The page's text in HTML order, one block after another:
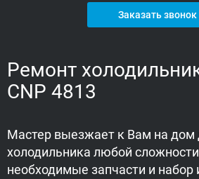
Заказать звонок
Ремонт
CNP 4813
Мастер выезжает к Вам на дом
холодильника любой
необходимые запчасти и набор